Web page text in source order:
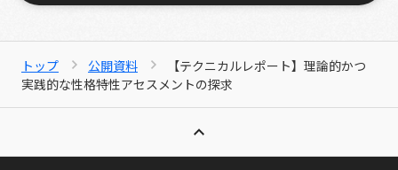
トップ 公開資料
【テクニカルレポート】理論的かつ
実践的な性格特性アセスメントの探求